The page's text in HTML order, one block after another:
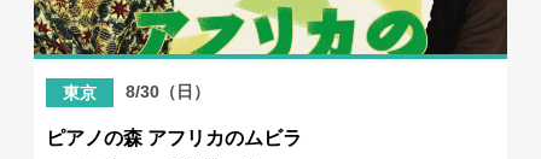
東京 8/30（日）
ピアノの森 アフリカのムビラ